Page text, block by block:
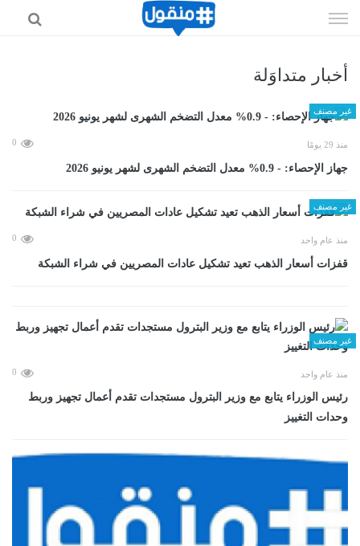
الى
أخبار متداوَلة
غير مصنف
منذ 29 يومًا 0
جهاز الإحصاء: - 0.9% معدل التضخم الشهرى لشهر يونيو 2026
غير مصنف
منذ عام واحد 0
قفزات أسعار الذهب تعيد تشكيل عادات المصريين في شراء الشبكة
غير مصنف
منذ عام واحد 0
رئيس الوزراء يتابع مع وزير البترول مستجدات تقدم أعمال تجهيز وربط
وحدات التغييز